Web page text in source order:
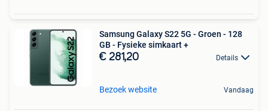
Samsung Galaxy S22 5G - Groen - 128
GB - Fysieke simkaart +
€ 281,20 Details
Bezoek website Vandaag